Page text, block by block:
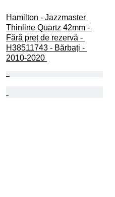
Hamilton - Jazzmaster
Thinline Quartz 42mm -
Fără preț de rezervă -
H38511743 - Bărbați -
2010-2020